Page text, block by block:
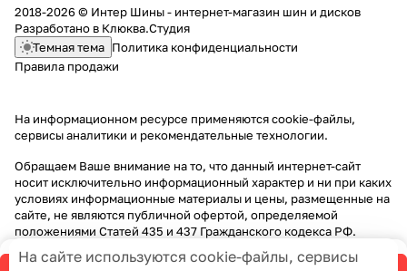
2018-2026 © Интер Шины - интернет-магазин шин и дисков
Разработано в Клюква.Студия
Темная тема Политика конфиденциальности
Правила продажи
На информационном ресурсе применяютсяcookie-файлы,
сервисы аналитики и рекомендательные технологии.
Обращаем Ваше внимание на то, что данный интернет-сайт
носит исключительно информационный характер и ни при каких
условиях информационные материалы и цены, размещенные на
сайте, не являются публичной офертой, определяемой
положениями Статей 435 и 437 Гражданского кодекса РФ.
На сайте используются cookie-файлы, сервисы